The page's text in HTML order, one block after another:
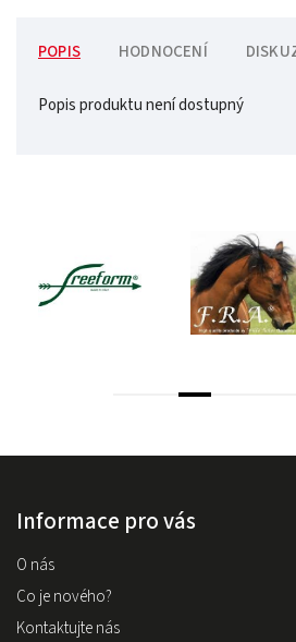
POPIS HODNOCENÍ
Popis produktu není dostupný
Informace pro vás
O nás
Co je nového?
Kontaktujte nás